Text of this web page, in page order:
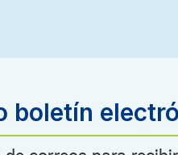
boletín